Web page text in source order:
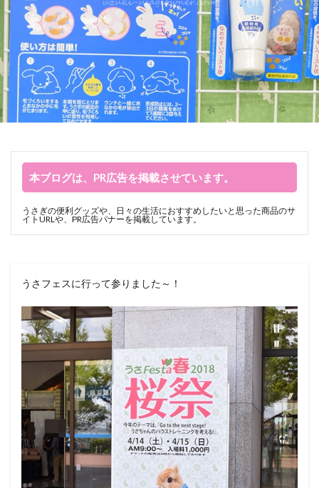
本ブログは、PR広告を掲載させています。
うさぎの便利グッズや、日々の生活におすすめしたいと思った商品のサ
イトURLや、PR広告バナーを掲載しています。
うさフェスに行って参りました～！